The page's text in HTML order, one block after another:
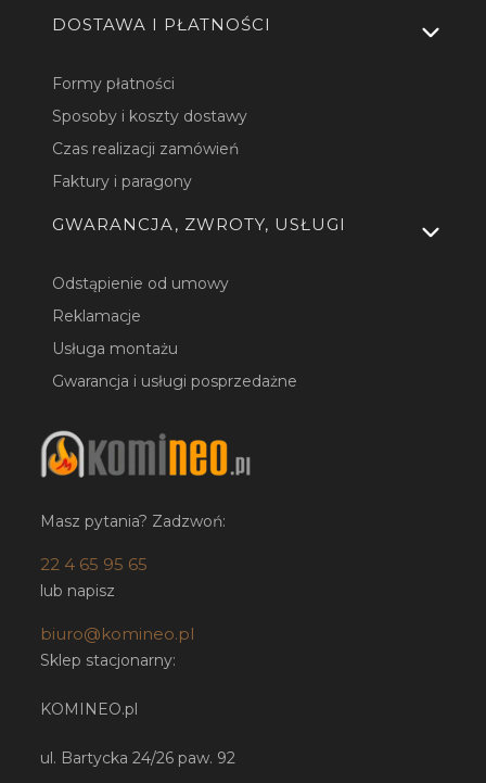
DOSTAWA I PŁATNOŚCI
Formy płatności
Sposoby i koszty dostawy
Czas realizacji zamówień
Faktury i paragony
GWARANCJA, ZWROTY, USŁUGI
Odstąpienie od umowy
Reklamacje
Usługa montażu
Gwarancja i usługi posprzedażne
Masz pytania? Zadzwoń:
22 4 65 95 65
lub napisz
biuro@komineo.pl
Sklep stacjonarny:
KOMINEO.pl
ul. Bartycka 24/26 paw. 92